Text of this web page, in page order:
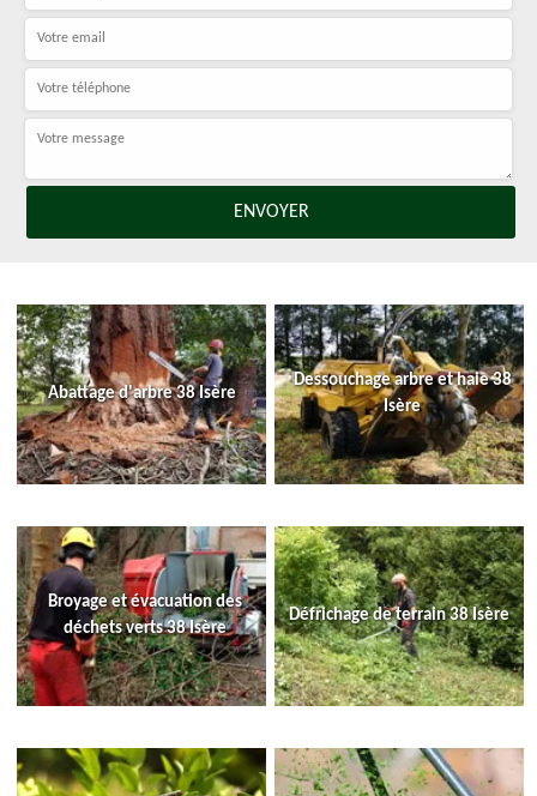
Abattage d'arbre 38 Isère
Dessouchage arbre et haie 38
Isère
Broyage et évacuation des
déchets verts 38 Isère
Défrichage de terrain 38 Isère